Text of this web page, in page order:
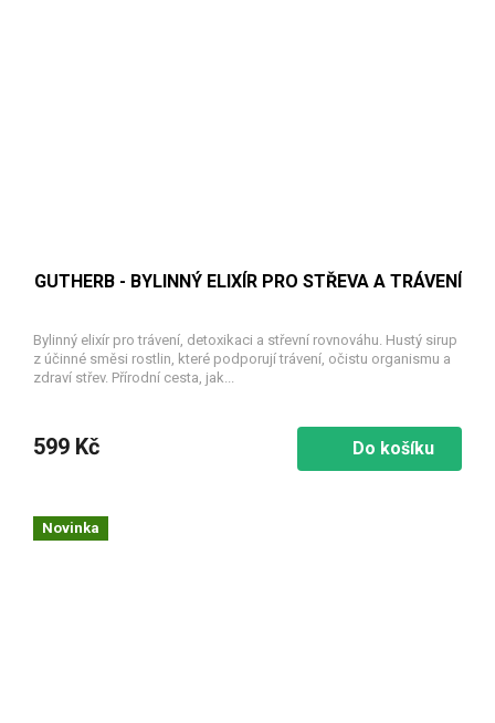
GUTHERB - BYLINNÝ ELIXÍR PRO STŘEVA A TRÁVENÍ
Bylinný elixír pro trávení, detoxikaci a střevní rovnováhu. Hustý sirup
z účinné směsi rostlin, které podporují trávení, očistu organismu a
zdraví střev. Přírodní cesta, jak...
599 Kč Do košíku
Novinka